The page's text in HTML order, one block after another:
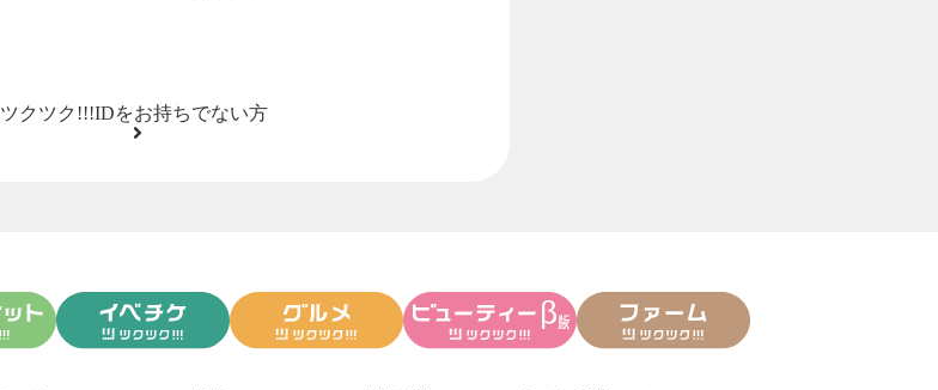
ツクツク!!!IDをお持ちでない方